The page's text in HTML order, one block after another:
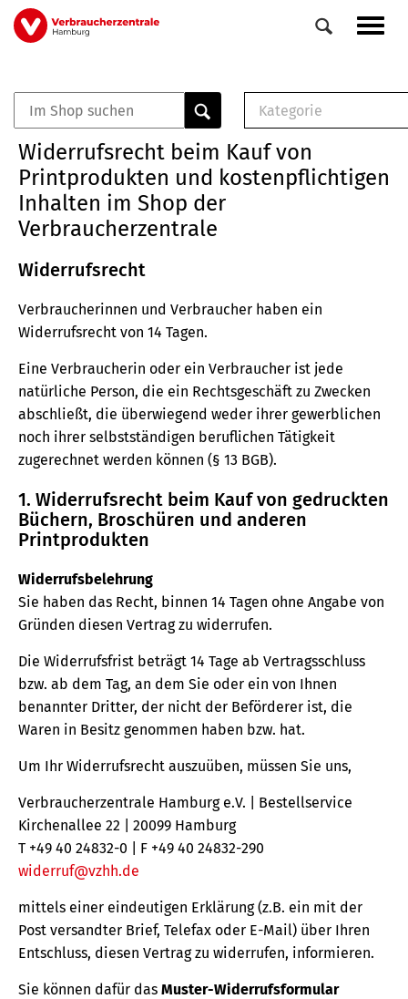
Direkt
zum
Veranstaltungen
0
Elemente
Kategorie
Musterbrief (RTF)
E-Broschüre
Widerrufsrecht beim Kauf von
Printprodukten und kostenpflichtigen
Inhalten im Shop der
Verbraucherzentrale
Widerrufsrecht
Verbraucherinnen und Verbraucher haben ein
Widerrufsrecht von 14 Tagen.
Eine Verbraucherin oder ein Verbraucher ist jede
natürliche Person, die ein Rechtsgeschäft zu Zwecken
abschließt, die überwiegend weder ihrer gewerblichen
noch ihrer selbstständigen beruflichen Tätigkeit
zugerechnet werden können (§ 13 BGB).
1. Widerrufsrecht beim Kauf von gedruckten
Büchern, Broschüren und anderen
Printprodukten
Widerrufsbelehrung
Sie haben das Recht, binnen 14 Tagen ohne Angabe von
Gründen diesen Vertrag zu widerrufen.
Die Widerrufsfrist beträgt 14 Tage ab Vertragsschluss
bzw. ab dem Tag, an dem Sie oder ein von Ihnen
benannter Dritter, der nicht der Beförderer ist, die
Waren in Besitz genommen haben bzw. hat.
Um Ihr Widerrufsrecht auszuüben, müssen Sie uns,
Verbraucherzentrale Hamburg e.V. | Bestellservice
Kirchenallee 22 | 20099 Hamburg
T +49 40 24832-0 | F +49 40 24832-290
widerruf@vzhh.de
mittels einer eindeutigen Erklärung (z.B. ein mit der
Post versandter Brief, Telefax oder E-Mail) über Ihren
Entschluss, diesen Vertrag zu widerrufen, informieren.
Sie können dafür das Muster-Widerrufsformular